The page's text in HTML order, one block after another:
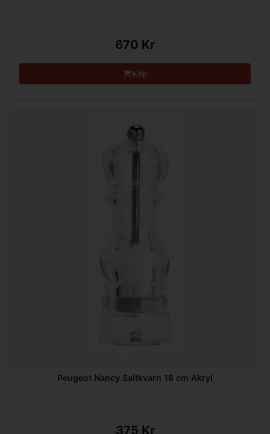
670 Kr
Köp
Peugeot Nancy Saltkvarn 18 cm Akryl
375 Kr